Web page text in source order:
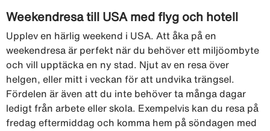
Weekendresa till USA med flyg och hotell
Upplev en härlig weekend i USA. Att åka på en
weekendresa är perfekt när du behöver ett miljöombyte
och vill upptäcka en ny stad. Njut av en resa över
helgen, eller mitt i veckan för att undvika trängsel.
Fördelen är även att du inte behöver ta många dagar
ledigt från arbete eller skola. Exempelvis kan du resa på
fredag eftermiddag och komma hem på söndagen med